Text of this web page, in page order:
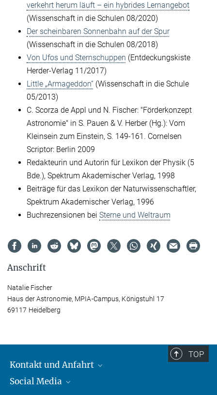
verkehrt herum läuft – ein hybrides Lernangebot
(Wissenschaft in die Schulen 08/2020)
Der scheinbaren Sonnenbahn auf der Spur
(Wissenschaft in die Schulen 08/2018)
Von Ufos und Sternschuppen (Entdeckungskiste
Herder-Verlag 11/2017)
Little „Armageddon“ (Wissenschaft in die Schule
05/2013)
C. Scorza de Appl und N. Fischer: "Förderkonzept
Astronomie" in S. Pauen & V. Herber (Hg.): Vom
Kleinsein zum Einstein, S. 149-161. Cornelsen
Scriptor: Berlin 2009
Redakteurin und Autorin für Lexikon der Physik (5
Bde.), Spektrum Akademischer Verlag, 1998
Beiträge für das Lexikon der Naturwissenschaftler,
Spektrum Akademischer Verlag, 1996
Buchrezensionen bei Sterne und Weltraum
Anschrift
Natalie Fischer
Haus der Astronomie, MPIA-Campus, Königstuhl 17
69117 Heidelberg
TOP
Kontakt und Anfahrt
Kontakt und Anfahrt
Social Media